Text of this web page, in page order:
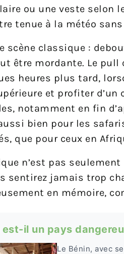
ou une veste selon
tenue à la météo
scène classique :
être mordante. Le
heures plus tard,
et profiter
notamment en fin
bien pour les
que pour ceux en
n’est pas
sentirez jamais trop
en mémoire,
est-il un pays
Le Bénin, avec